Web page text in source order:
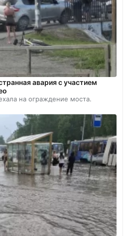
авария с участием
на ограждение моста.